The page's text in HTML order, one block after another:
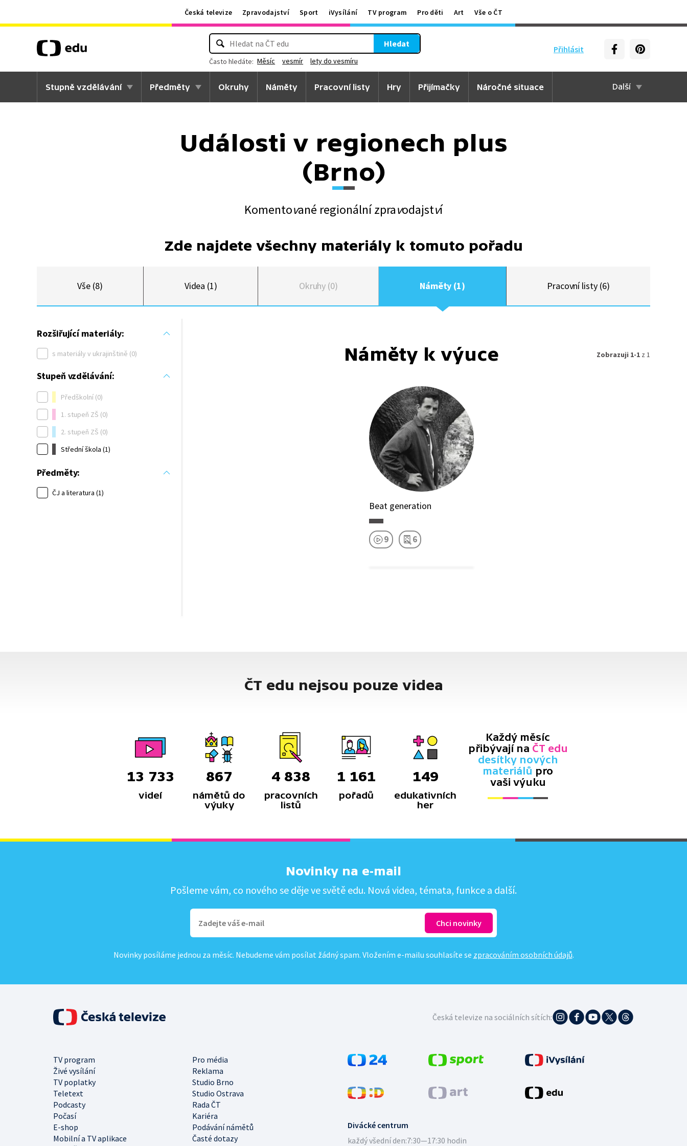
Česká televize Zpravodajství Sport iVysílání TV program Pro děti Art Vše o ČT
Přihlásit
Hledat
Často hledáte: Měsíc vesmír lety do vesmíru
Stupně vzdělávání Předměty Okruhy Náměty Pracovní listy Hry Přijímačky Náročné situace Další
Události v regionech plus
(Brno)
Komentované regionální zpravodajství
Zde najdete všechny materiály k tomuto pořadu
Vše (8) Videa (1) Okruhy (0) Náměty (1) Pracovní listy (6)
Rozšiřující materiály:
s materiály v ukrajinštině (0)
Stupeň vzdělávání:
Předškolní (0)
1. stupeň ZŠ (0)
2. stupeň ZŠ (0)
Střední škola (1)
Předměty:
ČJ a literatura (1)
Náměty k výuce Zobrazuji 1-1 z 1
Beat generation
9 6
ČT edu nejsou pouze videa
13 733
videí
867
námětů do
výuky
4 838
pracovních
listů
1 161
pořadů
149
edukativních
her
Každý měsíc
přibývají na ČT edu
desítky nových
materiálů pro
vaši výuku
Novinky na e-mail
Pošleme vám, co nového se děje ve světě edu. Nová videa, témata, funkce a další.
Novinky posíláme jednou za měsíc. Nebudeme vám posílat žádný spam. Vložením e-mailu souhlasíte se zpracováním osobních údajů.